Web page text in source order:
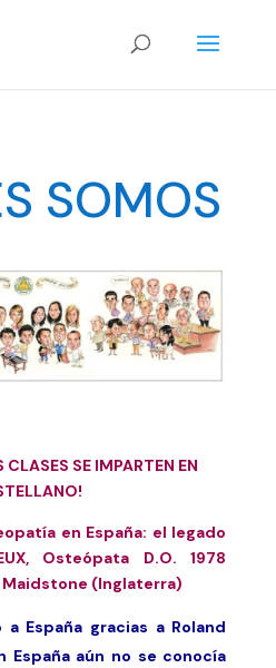
SOMOS
CLASES SE IMPARTEN EN
en España: el legado
Osteópata D.O. 1978
Maidstone (Inglaterra)
España gracias a Roland
España aún no se conocía